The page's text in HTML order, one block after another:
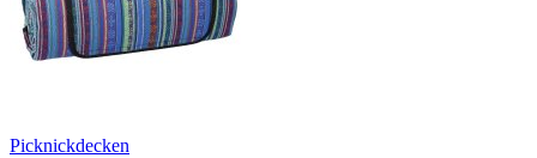
Picknickdecken